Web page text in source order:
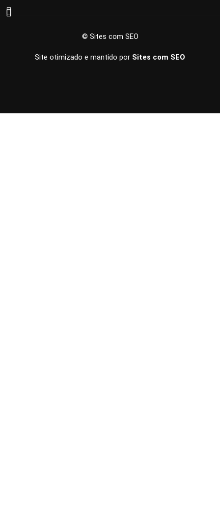
© Sites com SEO
Site otimizado e mantido por Sites com SEO